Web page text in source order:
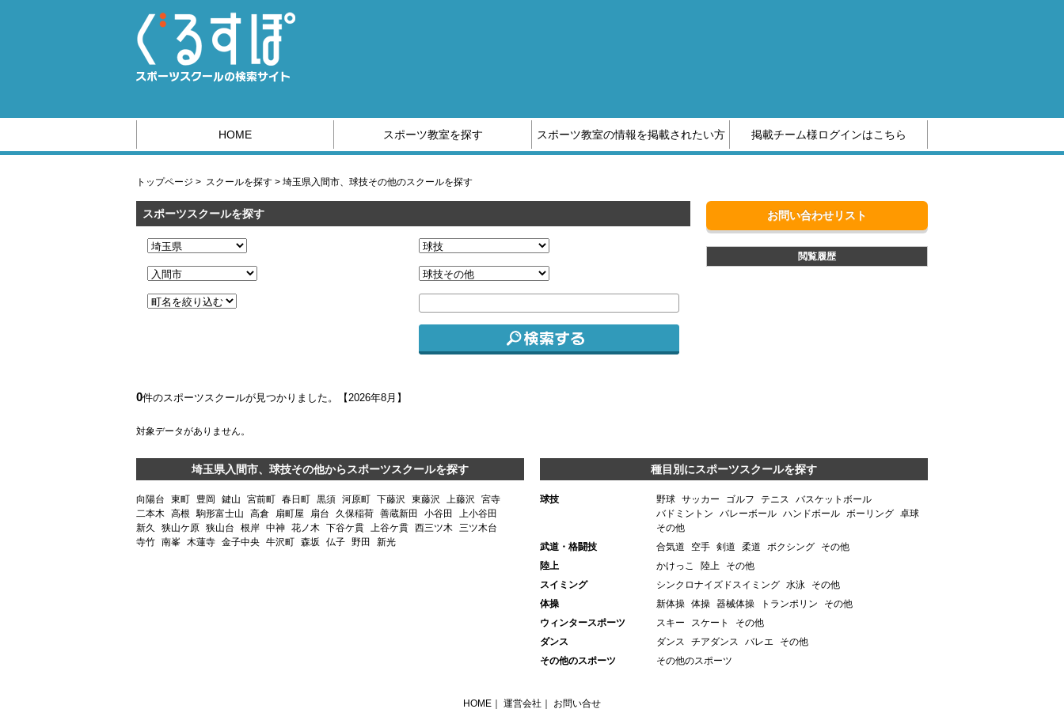
HOME スポーツ教室を探す スポーツ教室の情報を掲載されたい方 掲載チーム様ログインはこちら
トップページ > スクールを探す > 埼玉県入間市、球技その他のスクールを探す
スポーツスクールを探す
0件のスポーツスクールが見つかりました。【2026年8月】
対象データがありません。
お問い合わせリスト
閲覧履歴
埼玉県入間市、球技その他からスポーツスクールを探す
向陽台 東町 豊岡 鍵山 宮前町 春日町 黒須 河原町 下藤沢 東藤沢 上藤沢
宮寺
二本木 高根 駒形富士山 高倉 扇町屋 扇台 久保稲荷 善蔵新田 小谷田
上小谷田
新久
狭山ケ原 狭山台 根岸 中神 花ノ木 下谷ケ貫 上谷ケ貫 西三ツ木 三ツ木台
寺竹 南峯 木蓮寺 金子中央 牛沢町 森坂 仏子 野田 新光
種目別にスポーツスクールを探す
球技 野球 サッカー ゴルフ テニス
バスケットボール
バドミントン
バレーボール ハンドボール ボーリング 卓球
その他
武道・格闘技
合気道 空手 剣道 柔道 ボクシング
その他
陸上
かけっこ 陸上
その他
スイミング
シンクロナイズドスイミング 水泳
その他
体操
新体操 体操 器械体操 トランポリン
その他
ウィンタースポーツ
スキー スケート
その他
ダンス
ダンス チアダンス バレエ
その他
その他のスポーツ
その他のスポーツ
HOME 運営会社 お問い合せ